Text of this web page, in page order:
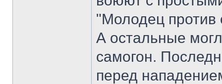
"Молодец против
А остальные
самогон.
перед